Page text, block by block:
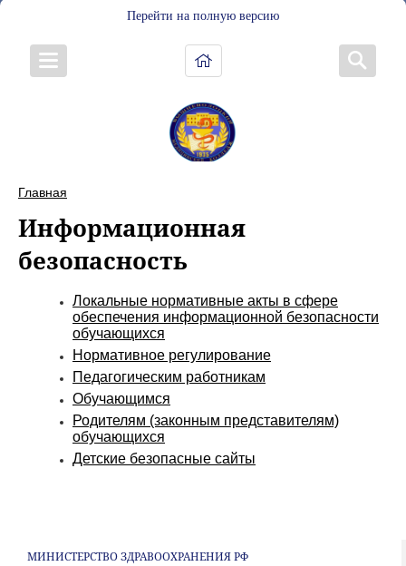
Перейти на полную версию
Главная
Информационная
безопасность
Локальные нормативные акты в сфере
обеспечения информационной безопасности
обучающихся
Нормативное регулирование
Педагогическим работникам
Обучающимся
Родителям (законным представителям)
обучающихся
Детские безопасные сайты
МИНИСТЕРСТВО ЗДРАВООХРАНЕНИЯ РФ